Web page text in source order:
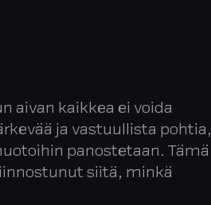
aivan kaikkea ei voida
ja vastuullista pohtia,
panostetaan. Tämä
siitä, minkä